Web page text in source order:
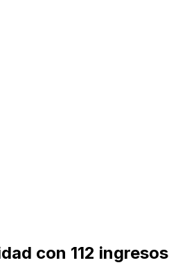
con 112